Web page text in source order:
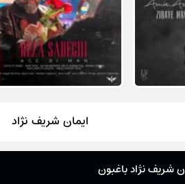
ایمان شریف نژاد
شریف نژاد باغبون